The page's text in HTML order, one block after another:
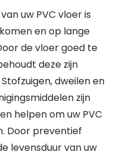
uw PVC vloer is
en op lange
de vloer goed te
deze zijn
dweilen en
zijn
helpen om uw PVC
Door preventief
levensduur van uw